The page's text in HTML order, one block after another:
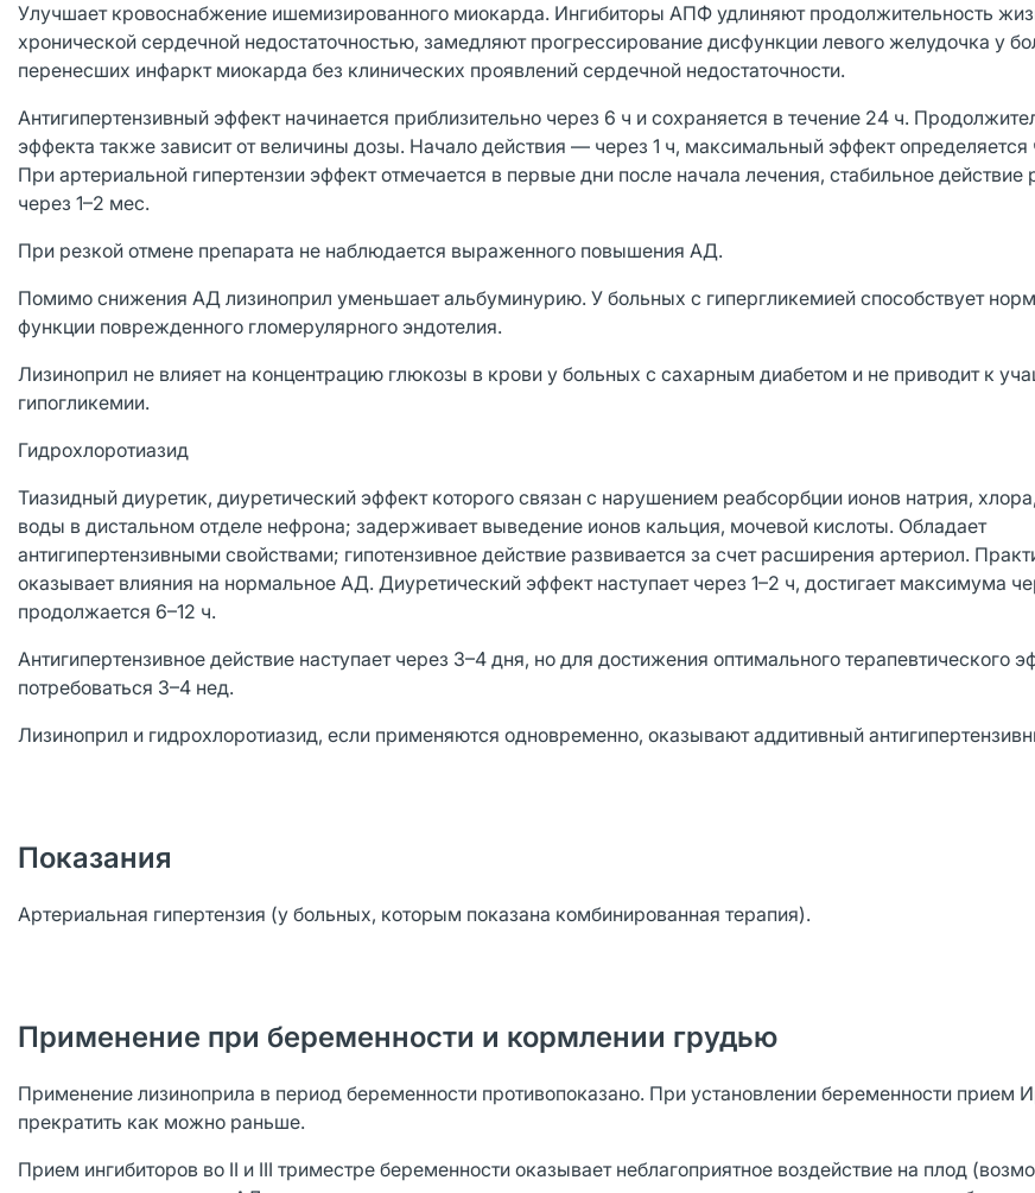
Улучшает кровоснабжение ишемизированного миокарда. Ингибиторы АПФ удлиняют продолжительность
хронической сердечной недостаточностью, замедляют прогрессирование дисфункции левого желудочка у
перенесших инфаркт миокарда без клинических проявлений сердечной недостаточности.
Антигипертензивный эффект начинается приблизительно через 6 ч и сохраняется в течение 24 ч.
эффекта также зависит от величины дозы. Начало действия — через 1 ч, максимальный эффект определяется
При артериальной гипертензии эффект отмечается в первые дни после начала лечения, стабильное действие
через 1–2 мес.
При резкой отмене препарата не наблюдается выраженного повышения АД.
Помимо снижения АД лизиноприл уменьшает альбуминурию. У больных с гипергликемией способствует
функции поврежденного гломерулярного эндотелия.
Лизиноприл не влияет на концентрацию глюкозы в крови у больных с сахарным диабетом и не приводит к
гипогликемии.
Гидрохлоротиазид
Тиазидный диуретик, диуретический эффект которого связан с нарушением реабсорбции ионов натрия,
воды в дистальном отделе нефрона; задерживает выведение ионов кальция, мочевой кислоты. Обладает
антигипертензивными свойствами; гипотензивное действие развивается за счет расширения артериол.
оказывает влияния на нормальное АД. Диуретический эффект наступает через 1–2 ч, достигает максимума
продолжается 6–12 ч.
Антигипертензивное действие наступает через 3–4 дня, но для достижения оптимального терапевтического
потребоваться 3–4 нед.
Лизиноприл и гидрохлоротиазид, если применяются одновременно, оказывают аддитивный
Показания
Артериальная гипертензия (у больных, которым показана комбинированная терапия).
Применение при беременности и кормлении грудью
Применение лизиноприла в период беременности противопоказано. При установлении беременности прием
прекратить как можно раньше.
Прием ингибиторов во II и III триместре беременности оказывает неблагоприятное воздействие на плод